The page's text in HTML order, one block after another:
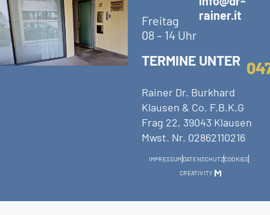
Freitag
08 – 14 Uhr
rainer.it
TERMINE UNTER
Rainer Dr. Burkhard
Klausen & Co. F.B.K.G
Frag 22, 39043 Klausen
Mwst. Nr. 02862110216
IMPRESSUM DATENSCHUTZCOOKIES
CREATIVITY